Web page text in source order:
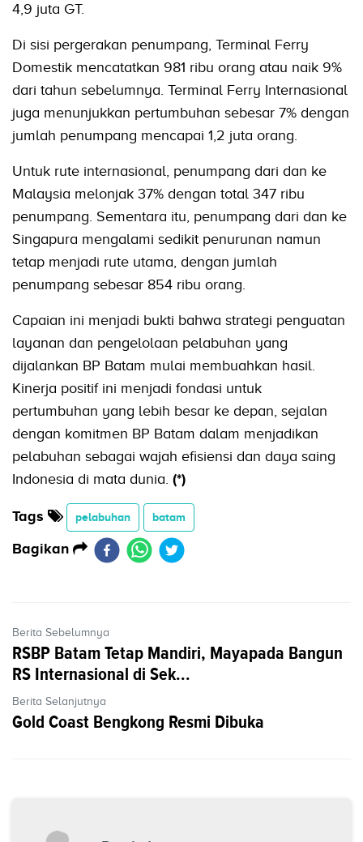
4,9 juta GT.
Di sisi pergerakan penumpang, Terminal Ferry
Domestik mencatatkan 981 ribu orang atau naik 9%
dari tahun sebelumnya. Terminal Ferry Internasional
juga menunjukkan pertumbuhan sebesar 7% dengan
jumlah penumpang mencapai 1,2 juta orang.
Untuk rute internasional, penumpang dari dan ke
Malaysia melonjak 37% dengan total 347 ribu
penumpang. Sementara itu, penumpang dari dan ke
Singapura mengalami sedikit penurunan namun
tetap menjadi rute utama, dengan jumlah
penumpang sebesar 854 ribu orang.
Capaian ini menjadi bukti bahwa strategi penguatan
layanan dan pengelolaan pelabuhan yang
dijalankan BP Batam mulai membuahkan hasil.
Kinerja positif ini menjadi fondasi untuk
pertumbuhan yang lebih besar ke depan, sejalan
dengan komitmen BP Batam dalam menjadikan
pelabuhan sebagai wajah efisiensi dan daya saing
Indonesia di mata dunia. (*)
Tags pelabuhan batam
Bagikan
Berita Sebelumnya
RSBP Batam Tetap Mandiri, Mayapada Bangun
RS Internasional di Sek...
Berita Selanjutnya
Gold Coast Bengkong Resmi Dibuka